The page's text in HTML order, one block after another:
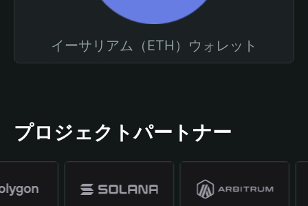
イーサリアム（ETH）ウォレット
プロジェクトパートナー